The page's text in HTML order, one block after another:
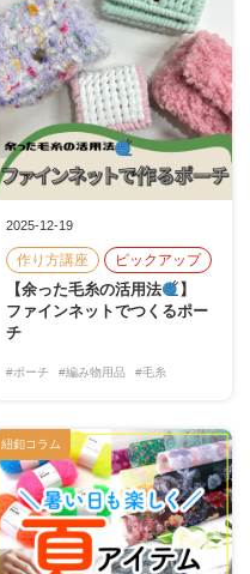
2025-12-19
作り方講座 ピックアップ
【余った毛糸の活用法
】
ファインネットでつくるポー
チ
#ポーチ #編み物用品 #毛糸
紐釦コラム